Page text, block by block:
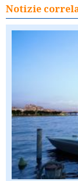
Notizie